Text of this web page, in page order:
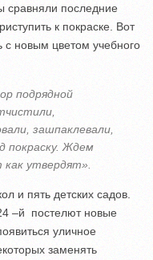
сравняли последние
к покраске. Вот
с новым цветом учебного
подрядной
зашпаклевали,
покраску. Ждем
утвердят».
и пять детских садов.
–й постелют новые
уличное
заменять